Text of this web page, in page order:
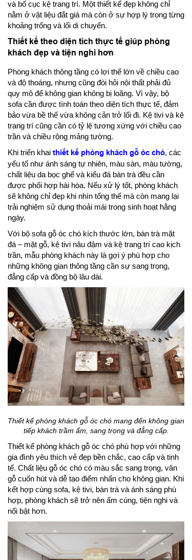
và bố cục kệ trang trí. Một thiết kế đẹp không chỉ
nằm ở vật liệu đắt giá mà còn ở sự hợp lý trong từng
khoảng trống và lối di chuyển.
Thiết kế theo diện tích thực tế giúp phòng
khách đẹp và tiện nghi hơn
Phòng khách thông tầng có lợi thế lớn về chiều cao
và độ thoáng, nhưng cũng đòi hỏi nội thất phải đủ
quy mô để không gian không bị loãng. Vì vậy, bộ
sofa cần được tính toán theo diện tích thực tế, đảm
bảo vừa bề thế vừa không cản trở lối đi. Kệ tivi và kệ
trang trí cũng cần có tỷ lệ tương xứng với chiều cao
trần và chiều rộng mảng tường.
Khi triển khai thiết kế phòng khách gỗ óc chó, các
yếu tố như ánh sáng tự nhiên, màu sàn, màu tường,
chất liệu da bọc ghế và kiểu đá bàn trà đều cần
được phối hợp hài hòa. Nếu xử lý tốt, phòng khách
sẽ không chỉ đẹp khi nhìn tổng thể mà còn mang lại
trải nghiệm sử dụng thoải mái trong sinh hoạt hằng
ngày.
Với bộ sofa gỗ óc chó kích thước lớn, bàn trà mặt
đá – mặt gỗ, kệ tivi nâu đậm và kệ trang trí cao kịch
trần, mẫu phòng khách này là gợi ý phù hợp cho
những không gian thông tầng cần sự sang trọng,
đẳng cấp và đồng bộ lâu dài.
Thiết kế phòng khách gỗ óc chó mang đến không gian
tiếp khách trầm ấm, sang trọng và đẳng cấp.
Thiết kế phòng khách gỗ óc chó phù hợp với những
gia đình yêu thích vẻ đẹp bền chắc, cao cấp và tinh
tế. Chất liệu gỗ óc chó có màu sắc sang trọng, vân
gỗ cuốn hút và dễ tạo điểm nhấn cho không gian. Khi
kết hợp cùng sofa, kệ tivi, bàn trà và ánh sáng phù
hợp, phòng khách sẽ trở nên ấm cúng, tiện nghi và
nổi bật hơn.